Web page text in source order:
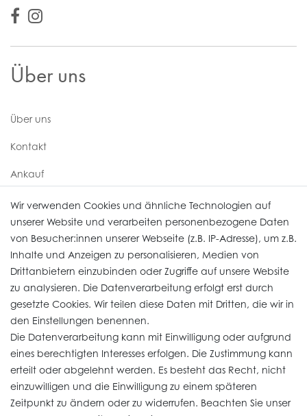
Über uns
Über uns
Kontakt
Ankauf
Uhren Service
Vertrag widerrufen
Informationen
Widerrufs­recht
Impressum
Wir verwenden Cookies und ähnliche Technologien auf
unserer Website und verarbeiten personenbezogene Daten
von Besucher:innen unserer Webseite (z.B. IP-Adresse), um z.B.
Inhalte und Anzeigen zu personalisieren, Medien von
Drittanbietern einzubinden oder Zugriffe auf unsere Website
zu analysieren. Die Datenverarbeitung erfolgt erst durch
gesetzte Cookies. Wir teilen diese Daten mit Dritten, die wir in
den Einstellungen benennen.
Die Datenverarbeitung kann mit Einwilligung oder aufgrund
eines berechtigten Interesses erfolgen. Die Zustimmung kann
erteilt oder abgelehnt werden. Es besteht das Recht, nicht
einzuwilligen und die Einwilligung zu einem späteren
Zeitpunkt zu ändern oder zu widerrufen. Beachten Sie unser